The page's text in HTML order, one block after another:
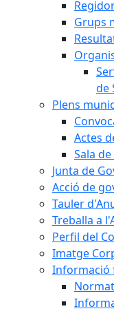
Grups
de
Plens
Actes
Sala
Junta de
Acció de
Tauler
Treballa a
Perfil del
Imatge
Informació